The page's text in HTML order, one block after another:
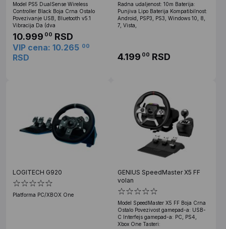
Model PS5 DualSense Wireless
Controller Black Boja Crna Ostalo
Povezivanje USB, Bluetooth v5.1
Vibracija Da (dva
10.999 00 RSD
VIP cena: 10.265 00
RSD
Radna udaljenost: 10m Baterija:
Punjiva Lipo Baterija Kompatibilnost:
Android, PSP3, PS3, Windows 10, 8,
7, Vista,
4.199 00 RSD
LOGITECH G920
Platforma PC/XBOX One
GENIUS SpeedMaster X5 FF
volan
Model SpeedMaster X5 FF Boja Crna
Ostalo Povezivost gamepad-a: USB-
C Interfejs gamepad-a: PC, PS4,
Xbox One Tasteri: